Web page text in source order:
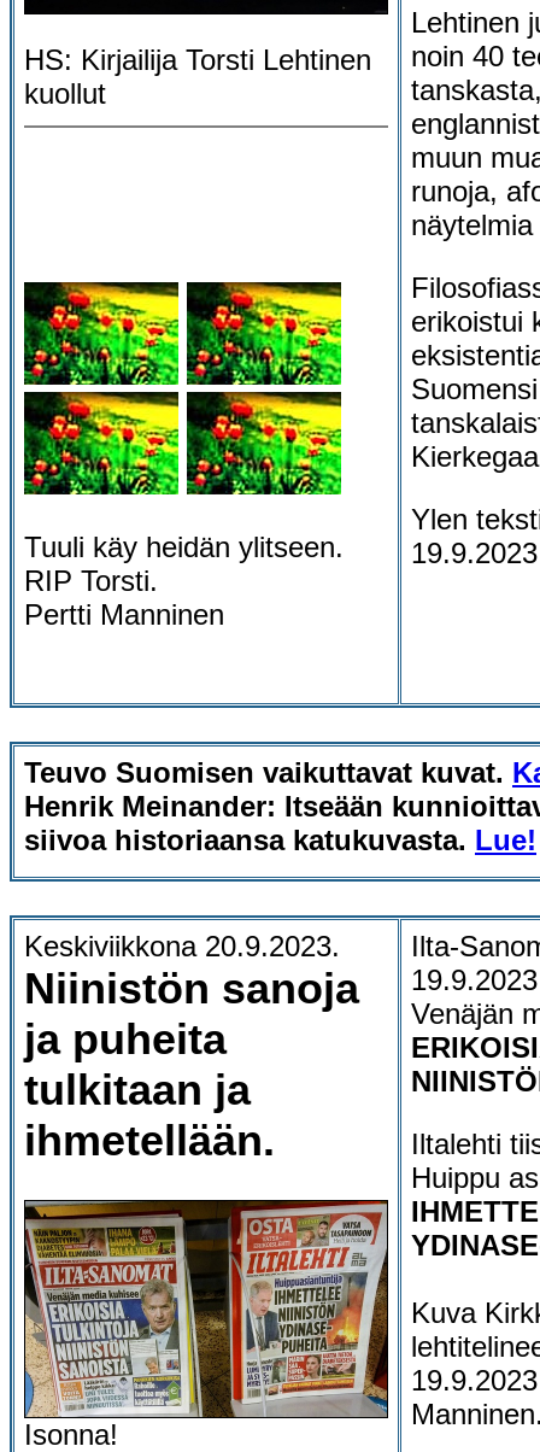
HS: Kirjailija Torsti Lehtinen
kuollut
Tuuli käy heidän ylitseen.
RIP Torsti.
Pertti Manninen
Lehtinen
noin 40
muun
runoja,
erikoistui
Ylen
Teuvo Suomisen vaikuttavat kuvat.
Henrik Meinander: Itseään
siivoa historiaansa katukuvasta. Lue!
Keskiviikkona 20.9.2023.
Niinistön sanoja
ja puheita
tulkitaan ja
ihmetellään.
Isonna!
Ilta-
19.9.2023
Venäjän
Iltalehti
Huippu
Kuva